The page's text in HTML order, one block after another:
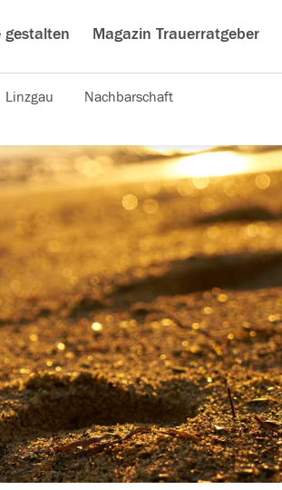
gestalten Magazin Trauerratgeber
Linzgau Nachbarschaft